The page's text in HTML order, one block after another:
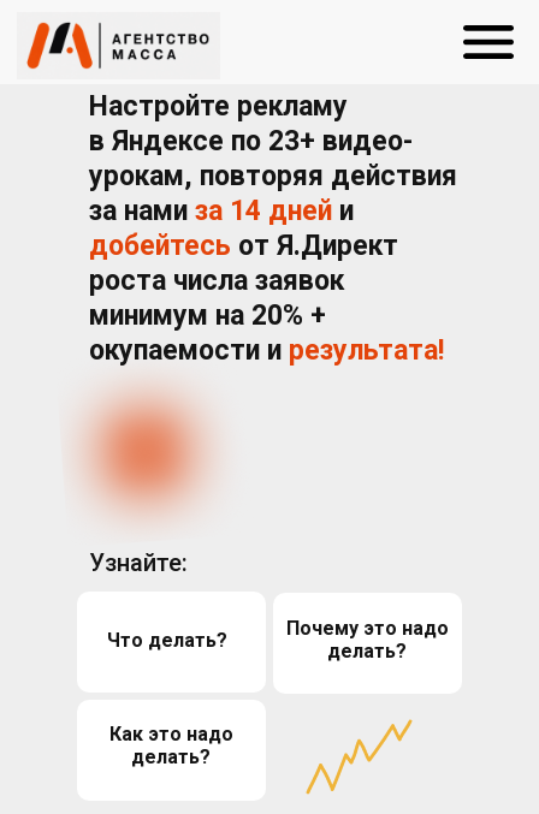
Узнайте:
Настройте рекламу
в Яндексе по 23+ видео-
урокам, повторяя действия
за нами за 14 дней и
добейтесь от Я.Директ
роста числа заявок
минимум на 20% +
окупаемости и результата!
Что делать?
Почему это надо
делать?
Как это надо
делать?